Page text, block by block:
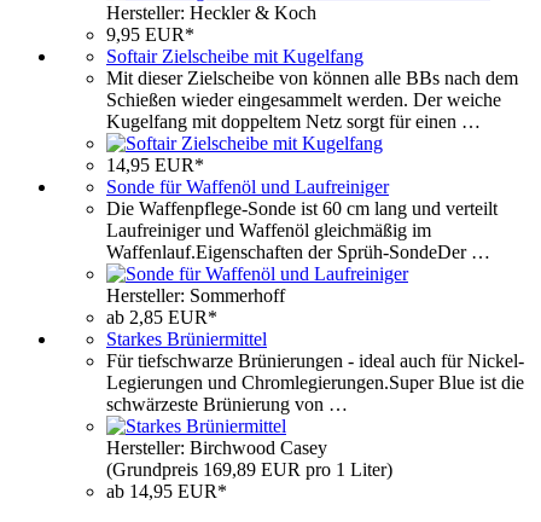
Hersteller: Heckler & Koch
9,95 EUR*
Softair Zielscheibe mit Kugelfang
Mit dieser Zielscheibe von können alle BBs nach dem
Schießen wieder eingesammelt werden. Der weiche
Kugelfang mit doppeltem Netz sorgt für einen …
14,95 EUR*
Sonde für Waffenöl und Laufreiniger
Die Waffenpflege-Sonde ist 60 cm lang und verteilt
Laufreiniger und Waffenöl gleichmäßig im
Waffenlauf.Eigenschaften der Sprüh-SondeDer …
Hersteller: Sommerhoff
ab 2,85 EUR*
Starkes Brüniermittel
Für tiefschwarze Brünierungen - ideal auch für Nickel-
Legierungen und Chromlegierungen.Super Blue ist die
schwärzeste Brünierung von …
Hersteller: Birchwood Casey
(Grundpreis 169,89 EUR pro 1 Liter)
ab 14,95 EUR*